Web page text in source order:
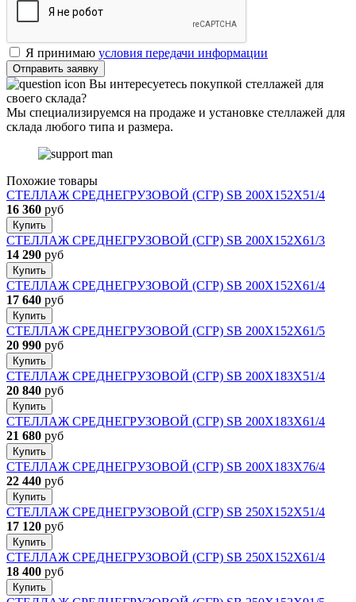
Я принимаю условия передачи информации
Отправить заявку
Вы интересуетесь покупкой стеллажей для
своего склада?
Мы специализируемся на продаже и установке стеллажей для
склада любого типа и размера.
Похожие товары
СТЕЛЛАЖ СРЕДНЕГРУЗОВОЙ (СГР) SB 200X152X51/4
16 360 руб
Купить
СТЕЛЛАЖ СРЕДНЕГРУЗОВОЙ (СГР) SB 200X152X61/3
14 290 руб
Купить
СТЕЛЛАЖ СРЕДНЕГРУЗОВОЙ (СГР) SB 200X152X61/4
17 640 руб
Купить
СТЕЛЛАЖ СРЕДНЕГРУЗОВОЙ (СГР) SB 200X152X61/5
20 990 руб
Купить
СТЕЛЛАЖ СРЕДНЕГРУЗОВОЙ (СГР) SB 200X183X51/4
20 840 руб
Купить
СТЕЛЛАЖ СРЕДНЕГРУЗОВОЙ (СГР) SB 200X183X61/4
21 680 руб
Купить
СТЕЛЛАЖ СРЕДНЕГРУЗОВОЙ (СГР) SB 200X183X76/4
22 440 руб
Купить
СТЕЛЛАЖ СРЕДНЕГРУЗОВОЙ (СГР) SB 250X152X51/4
17 120 руб
Купить
СТЕЛЛАЖ СРЕДНЕГРУЗОВОЙ (СГР) SB 250X152X61/4
18 400 руб
Купить